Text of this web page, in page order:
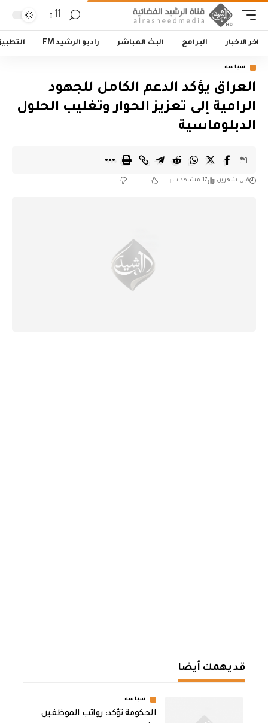
أأ
اخر الاخبار البرامج البث المباشر راديو الرشيد FM
سياسة
العراق يؤكد الدعم الكامل للجهود
الرامية إلى تعزيز الحوار وتغليب الحلول
الدبلوماسية
قبل شهرين 17 مشاهدات
قد يهمك أيضا
سياسة
الحكومة تؤكد: رواتب الموظفين